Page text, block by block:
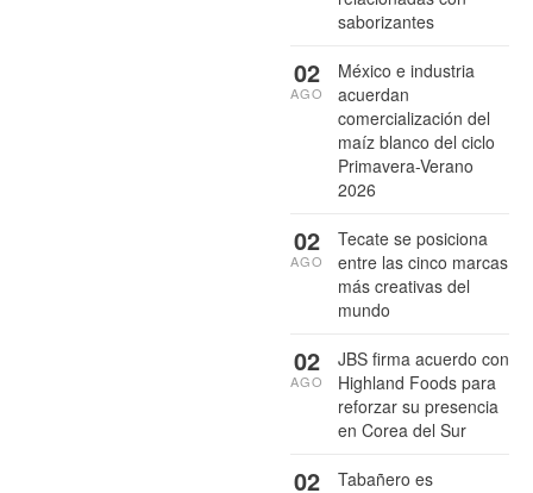
saborizantes
México e industria
acuerdan
comercialización del
maíz blanco del ciclo
Primavera-Verano
2026
02
AGO
Tecate se posiciona
entre las cinco marcas
más creativas del
mundo
02
AGO
JBS firma acuerdo con
Highland Foods para
reforzar su presencia
en Corea del Sur
02
AGO
Tabañero es
02